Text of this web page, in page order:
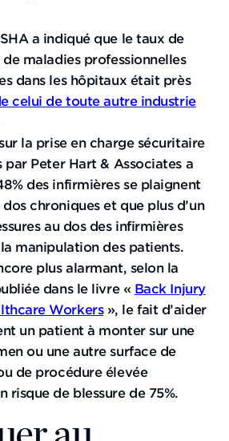
a indiqué que le taux de
de maladies professionnelles
dans les hôpitaux était près
celui de toute autre industrie
la prise en charge sécuritaire
par Peter Hart & Associates a
des infirmières se plaignent
chroniques et que plus d’un
au dos des infirmières
manipulation des patients.
plus alarmant, selon la
dans le livre « Back Injury
Workers», le fait d’aider
un patient à monter sur une
ou une autre surface de
de procédure élevée
risque de blessure de 75%.